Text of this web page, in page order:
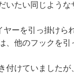
たい同じような
ーを引っ掛け
他のフックを引
付けていました